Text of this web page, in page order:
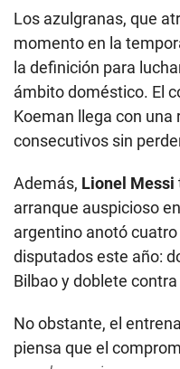
Los azulgranas, que
momento en la
la definición para
ámbito doméstico. El
Koeman llega con una
consecutivos sin
Además, Lionel Messi
arranque auspicioso
argentino anotó
disputados este año:
Bilbao y doblete
No obstante, el
piensa que el